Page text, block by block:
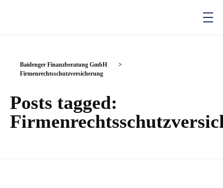
Baidenger Finanzberatung GmbH
>
Firmenrechtsschutzversicherung
Posts tagged: